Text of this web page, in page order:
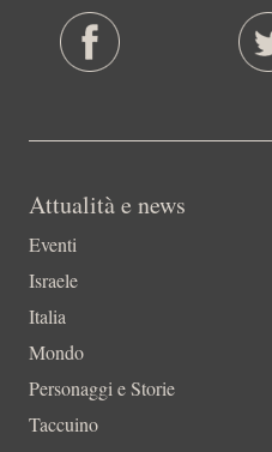
Attualità e news
Eventi
Israele
Italia
Mondo
Personaggi e Storie
Taccuino